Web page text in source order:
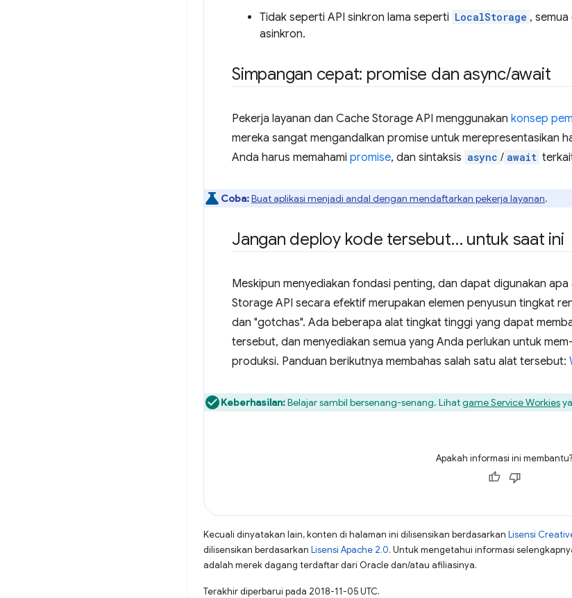
Tidak seperti API sinkron lama seperti LocalStorage ,
asinkron.
Simpangan cepat: promise dan async/await
Pekerja layanan dan Cache Storage API menggunakan konsep
mereka sangat mengandalkan promise untuk merepresentasikan
Anda harus memahami promise, dan sintaksis async / await
Coba:Buat aplikasi menjadi andal dengan mendaftarkan pekerja layanan.
Jangan deploy kode tersebut… untuk saat ini
Meskipun menyediakan fondasi penting, dan dapat digunakan
Storage API secara efektif merupakan elemen penyusun tingkat
dan "gotchas". Ada beberapa alat tingkat tinggi yang dapat
tersebut, dan menyediakan semua yang Anda perlukan untuk
produksi. Panduan berikutnya membahas salah satu alat tersebut:
Keberhasilan:Belajar sambil bersenang-senang. Lihatgame Service Workies
Apakah informasi ini membantu?
Kecuali dinyatakan lain, konten di halaman ini dilisensikan berdasarkan Lisensi
dilisensikan berdasarkan Lisensi Apache 2.0. Untuk mengetahui informasi
adalah merek dagang terdaftar dari Oracle dan/atau afiliasinya.
Terakhir diperbarui pada 2018-11-05 UTC.